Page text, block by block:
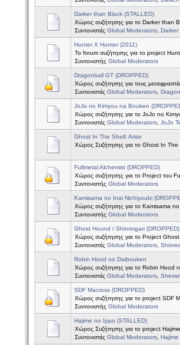
Darker than Black (STALLED)
Χώρος συζήτησης για το Darker than
Συντονιστές Global Moderators Darker
Hunter X Hunter (2011)
Το forum συζήτησης για το project
Συντονιστής Global Moderators
Dragonball GT (DROPPED)
Χώρος συζήτησης για τους
Συντονιστές Global Moderators
JoJo no Kimyou na Bouken
Χώρος συζήτησης για το JoJo no
Συντονιστές Global Moderators JoJo
Ghost In The Shell: Arise
Χώρος Συζήτησης για το Ghost In The
Fullmetal Alchemist (DROPPED)
Χώρος συζήτησης για το Project του
Συντονιστής Global Moderators
Kamisama no Inai Nichiyoubi
Χώρος συζήτησης για το Kamisama
Συντονιστής Global Moderators
Ghost Hound / Shinreigari (DROPPED)
Χώρος συζήτησης για το Project
Συντονιστές Global Moderators
Robin Hood no Daibouken
Χώρος συζήτησης για το Robin Hood
Συντονιστές Global Moderators
SDF Macross (DROPPED)
Χώρος συζήτησης για το project SDF
Συντονιστής Global Moderators
Hajime no Ippo (STALLED)
Χώρος Συζήτησης για το project
Συντονιστές Global Moderators